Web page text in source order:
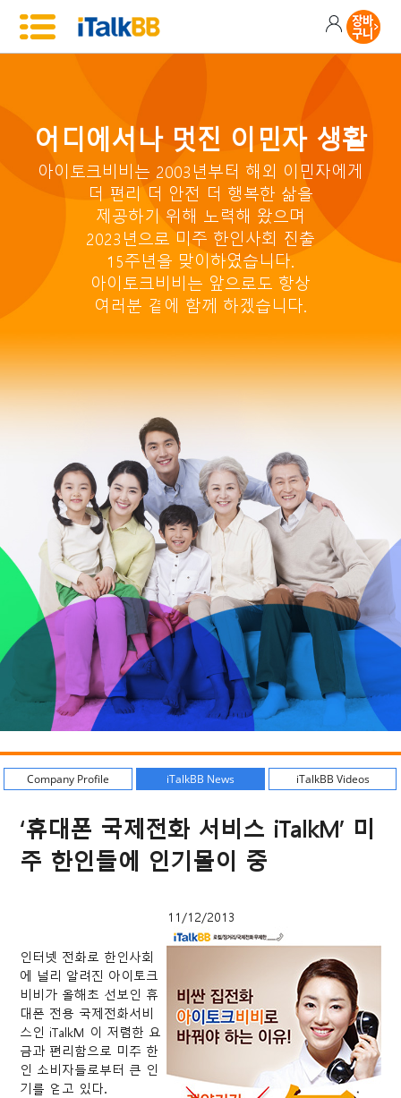
어디에서나 멋진 이민자 생활
아이토크비비는 2003년부터 해외 이민자에게
더 편리 더 안전 더 행복한 삶을
제공하기 위해 노력해 왔으며
2023년으로 미주 한인사회 진출
15주년을 맞이하였습니다.
아이토크비비는 앞으로도 항상
여러분 곁에 함께 하겠습니다.
Company Profile iTalkBB News iTalkBB Videos
‘휴대폰 국제전화 서비스 iTalkM’ 미
주 한인들에 인기몰이 중
11/12/2013
인터넷 전화로 한인사회
에 널리 알려진 아이토크
비비가 올해초 선보인 휴
대폰 전용 국제전화서비
스인 iTalkM 이 저렴한 요
금과 편리함으로 미주 한
인 소비자들로부터 큰 인
기를 얻고 있다.